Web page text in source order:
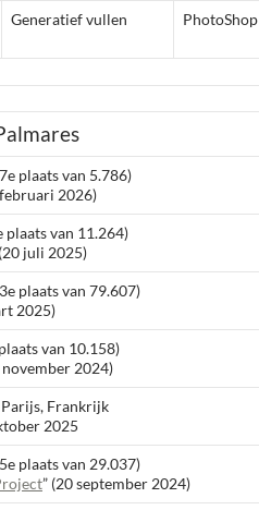
Generatief vullen PhotoShop
plaats van 5.786)
2026)
plaats van 11.264)
juli 2025)
plaats van 79.607)
2025)
van 10.158)
november 2024)
Parijs, Frankrijk
2025
plaats van 29.037)
” (20 september 2024)